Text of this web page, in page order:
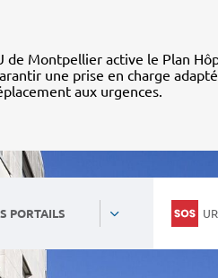
de Montpellier active le Plan
une prise en charge
aux urgences.
PORTAILS